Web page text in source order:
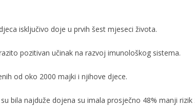
isključivo doje u prvih šest mjeseci života.
pozitivan učinak na razvoj imunološkog sistema.
od oko 2000 majki i njihove djece.
bila najduže dojena su imala prosječno 48% manji rizik